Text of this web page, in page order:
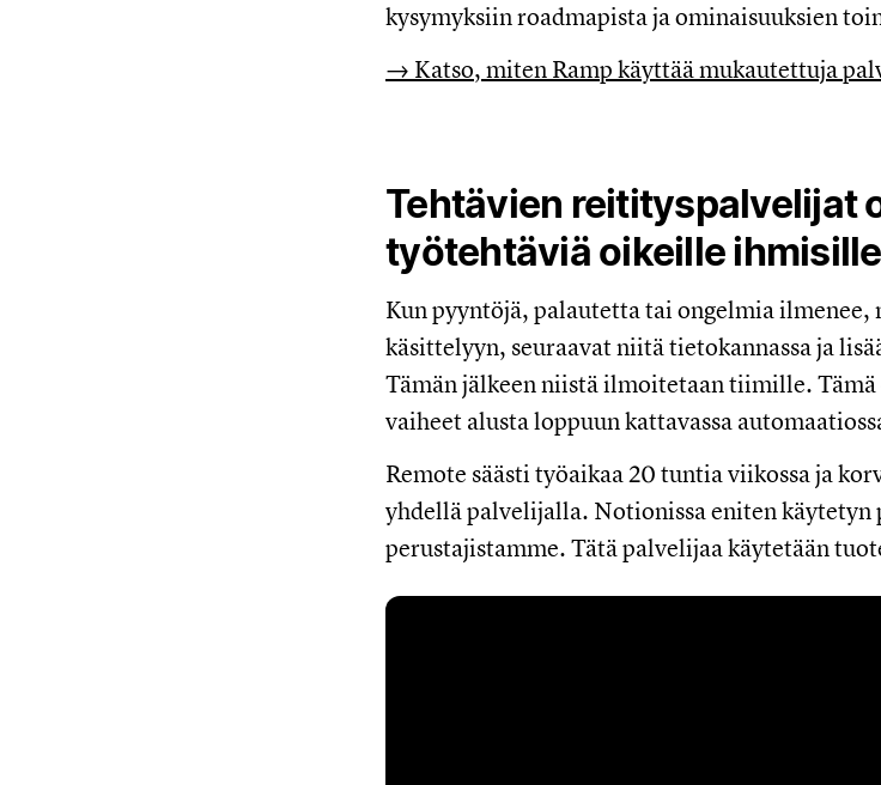
kysymyksiin roadmapista ja ominaisuuksien
→ Katso, miten Ramp käyttää mukautettuja
Tehtävien reitityspalvelijat
työtehtäviä oikeille
Kun pyyntöjä, palautetta tai ongelmia ilmenee,
käsittelyyn, seuraavat niitä tietokannassa ja
Tämän jälkeen niistä ilmoitetaan tiimille.
vaiheet alusta loppuun kattavassa
Remote säästi työaikaa 20 tuntia viikossa ja
yhdellä palvelijalla. Notionissa eniten käytetyn
perustajistamme. Tätä palvelijaa käytetään